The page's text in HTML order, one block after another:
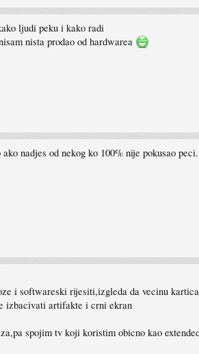
ljudi peku i kako radi
nista prodao od hardwarea
nadjes od nekog ko 100% nije pokusao
i softwareski rijesiti,izgleda da vecinu
izbacivati artifakte i crni ekran
spojim tv koji koristim obicno kao